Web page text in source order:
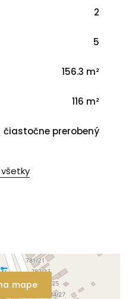
2
5
156.3 m²
116 m²
čiastočne prerobený
mape